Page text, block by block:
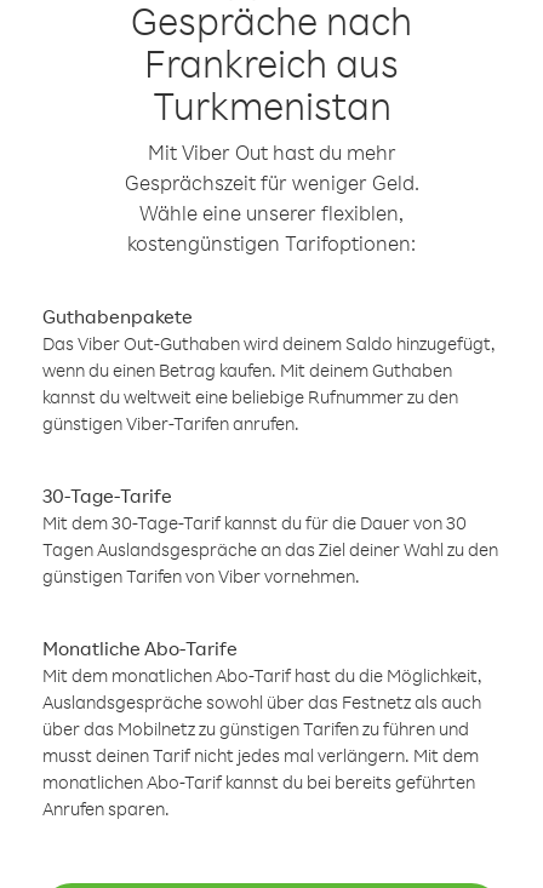
Gespräche nach
Frankreich aus
Turkmenistan
Mit Viber Out hast du mehr
Gesprächszeit für weniger Geld.
Wähle eine unserer flexiblen,
kostengünstigen Tarifoptionen:
Guthabenpakete
Das Viber Out-Guthaben wird deinem Saldo hinzugefügt,
wenn du einen Betrag kaufen. Mit deinem Guthaben
kannst du weltweit eine beliebige Rufnummer zu den
günstigen Viber-Tarifen anrufen.
30-Tage-Tarife
Mit dem 30-Tage-Tarif kannst du für die Dauer von 30
Tagen Auslandsgespräche an das Ziel deiner Wahl zu den
günstigen Tarifen von Viber vornehmen.
Monatliche Abo-Tarife
Mit dem monatlichen Abo-Tarif hast du die Möglichkeit,
Auslandsgespräche sowohl über das Festnetz als auch
über das Mobilnetz zu günstigen Tarifen zu führen und
musst deinen Tarif nicht jedes mal verlängern. Mit dem
monatlichen Abo-Tarif kannst du bei bereits geführten
Anrufen sparen.